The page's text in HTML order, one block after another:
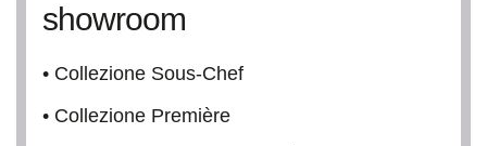
showroom
• Collezione Sous-Chef
• Collezione Première